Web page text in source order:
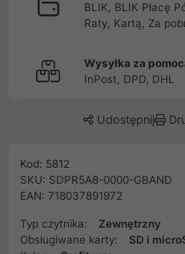
BLIK, BLIK Płacę
Raty, Kartą, Za
Wysyłka za
InPost, DPD, DHL
Udostępnij
Kod: 5812
SKU: SDPR5A8-0000-GBAND
EAN: 718037891972
Typ czytnika:
Zewnętrzny
Obsługiwane karty:
SD i